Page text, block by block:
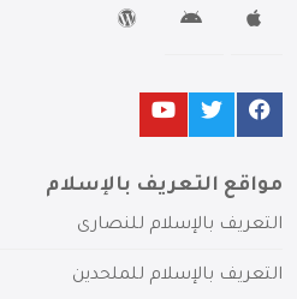
مواقع التعريف بالإسلام
التعريف بالإسلام للنصارى
التعريف بالإسلام للملحدين